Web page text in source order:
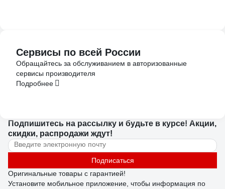
Сервисы по всей России
Обращайтесь за обслуживанием в авторизованные
сервисы производителя
Подробнее
Подпишитесь на рассылку и будьте в курсе! Акции,
скидки, распродажи ждут!
Подписаться
Оригинальные товары с гарантией!
Установите мобильное приложение, чтобы информация по